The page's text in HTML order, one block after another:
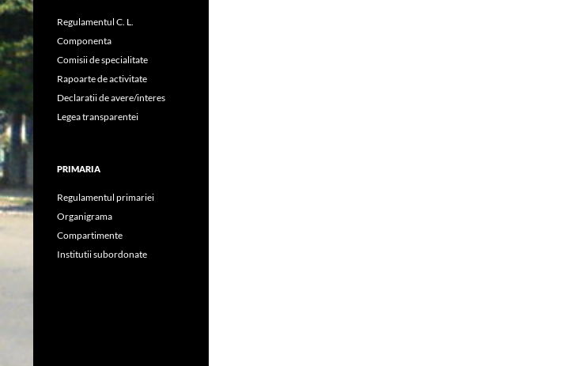
Regulamentul C. L.
Componenta
Comisii de specialitate
Rapoarte de activitate
Declaratii de avere/interes
Legea transparentei
PRIMARIA
Regulamentul primariei
Organigrama
Compartimente
Institutii subordonate